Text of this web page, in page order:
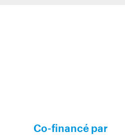
Co-financé par